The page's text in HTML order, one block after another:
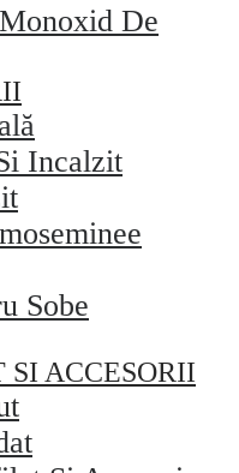
De
Incalzit
Sobe
ACCESORII